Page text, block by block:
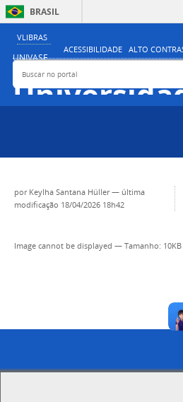
BRASIL
VLIBRAS
ACESSIBILIDADE ALTO
UNIVASF
Federal
São
MINISTÉRIO DA EDUCAÇÃO
Buscar no portal
por Keylha Santana Hüller— última
modificação 18/04/2026 18h42
Image cannot be displayed — Tamanho: 10KB